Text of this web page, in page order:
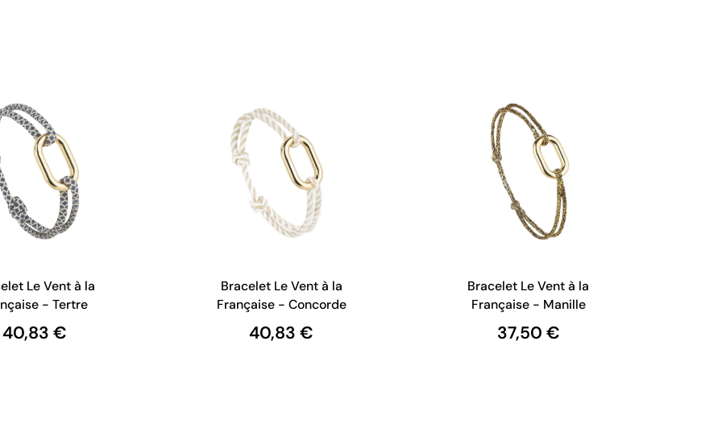
Le Vent à la
- Tertre
40,83 €
Bracelet Le Vent à la
Française - Concorde
40,83 €
Bracelet Le Vent à la
Française - Manille
37,50 €